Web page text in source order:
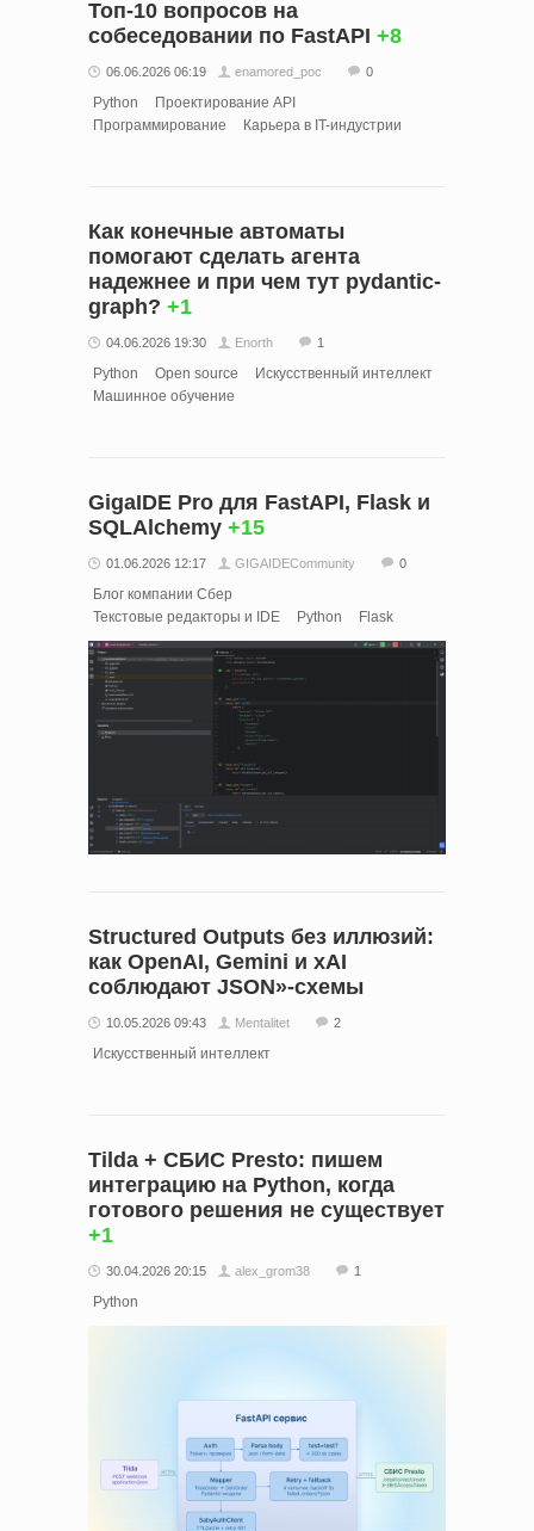
Топ-10 вопросов на
собеседовании по FastAPI +8
06.06.2026 06:19 enamored_poc 0
Python
Проектирование API
Программирование
Карьера в IT-индустрии
Как конечные автоматы
помогают сделать агента
надежнее и при чем тут pydantic-
graph? +1
04.06.2026 19:30 Enorth 1
Python Open source
Искусственный интеллект
Машинное обучение
GigaIDE Pro для FastAPI, Flask и
SQLAlchemy +15
01.06.2026 12:17 GIGAIDECommunity 0
Блог компании Сбер
Текстовые редакторы и IDE
Python Flask
Structured Outputs без иллюзий:
как OpenAI, Gemini и xAI
соблюдают JSON»-схемы
10.05.2026 09:43 Mentalitet 2
Искусственный интеллект
Tilda + СБИС Presto: пишем
интеграцию на Python, когда
готового решения не существует
+1
30.04.2026 20:15 alex_grom38 1
Python